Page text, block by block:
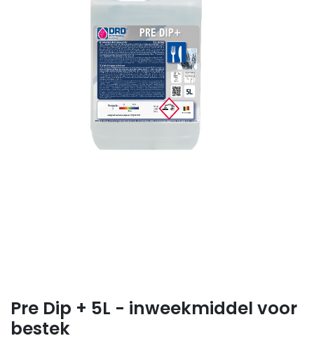
Pre Dip + 5L - inweekmiddel voor
bestek